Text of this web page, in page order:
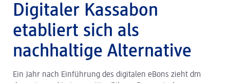
Verantwortung
Lehre bei dm
Digitaler Kassabon
etabliert sich als
nachhaltige Alternative
Ein Jahr nach Einführung des digitalen eBons zieht dm